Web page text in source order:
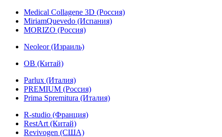
Medical Collagene 3D (Россия)
MiriamQuevedo (Испания)
MORIZO (Россия)
Neoleor (Израиль)
OB (Китай)
Parlux (Италия)
PREMIUM (Россия)
Prima Spremitura (Италия)
R-studio (Франция)
RestArt (Китай)
Revivogen (США)